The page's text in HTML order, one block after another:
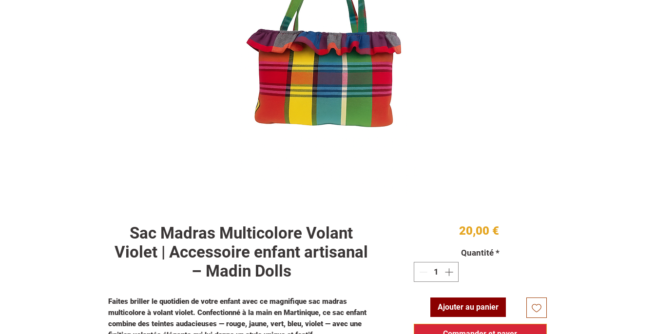
Sac Madras Multicolore Volant
Violet | Accessoire enfant artisanal
– Madin Dolls
Faites briller le quotidien de votre enfant avec ce magnifique sac madras
multicolore à volant violet. Confectionné à la main en Martinique, ce sac enfant
combine des teintes audacieuses — rouge, jaune, vert, bleu, violet — avec une
20,00 €Prix
Quantité *
Ajouter au panier